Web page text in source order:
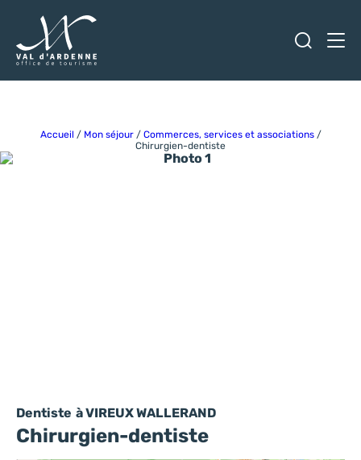
Accueil / Mon séjour/ Commerces, services et associations/
Chirurgien-dentiste
Dentiste à VIREUX WALLERAND
Chirurgien-dentiste
Photo 1